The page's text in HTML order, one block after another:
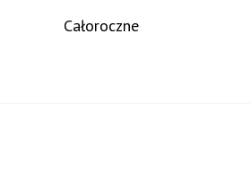
Całoroczne